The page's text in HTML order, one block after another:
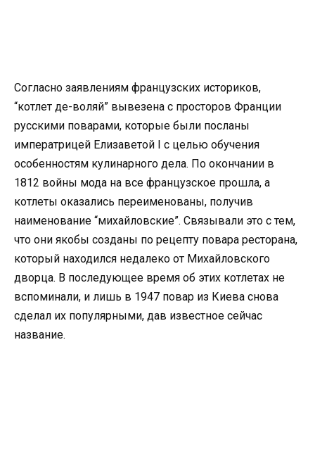
Согласно заявлениям французских историков,
“котлет де-воляй” вывезена с просторов Франции
русскими поварами, которые были посланы
императрицей Елизаветой I с целью обучения
особенностям кулинарного дела. По окончании в
1812 войны мода на все французское прошла, а
котлеты оказались переименованы, получив
наименование “михайловские”. Связывали это с тем,
что они якобы созданы по рецепту повара ресторана,
который находился недалеко от Михайловского
дворца. В последующее время об этих котлетах не
вспоминали, и лишь в 1947 повар из Киева снова
сделал их популярными, дав известное сейчас
название.